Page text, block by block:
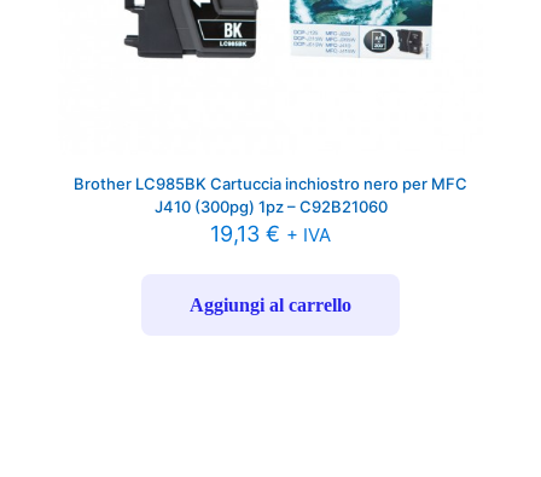
Brother LC985BK Cartuccia inchiostro nero per MFC
J410 (300pg) 1pz – C92B21060
19,13 € + IVA
Aggiungi al carrello